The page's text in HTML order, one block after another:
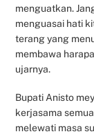
menguatkan.
menguasai hati
terang yang
membawa
ujarnya.
Bupati Anisto
kerjasama
melewati masa